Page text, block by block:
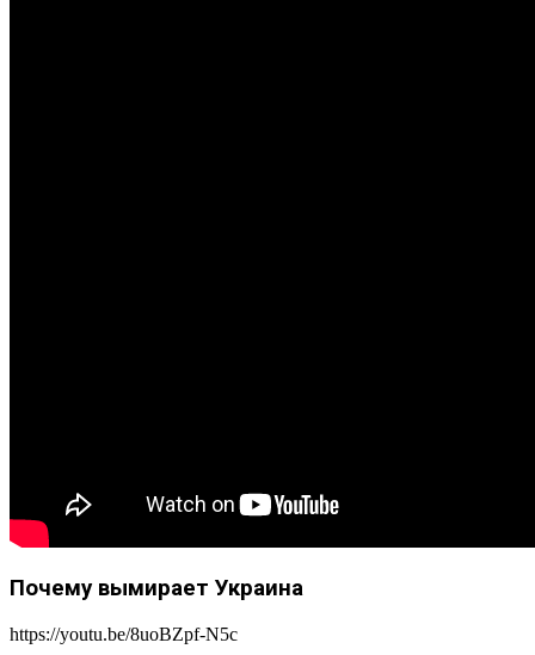
Почему вымирает Украина
https://youtu.be/8uoBZpf-N5c